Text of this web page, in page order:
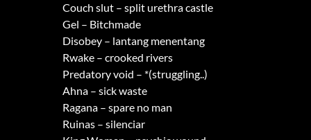
Couch slut – split urethra castle
Gel – Bitchmade
Disobey – lantang menentang
Rwake – crooked rivers
Predatory void – *(struggling..)
Ahna – sick waste
Ragana – spare no man
Ruinas – silenciar